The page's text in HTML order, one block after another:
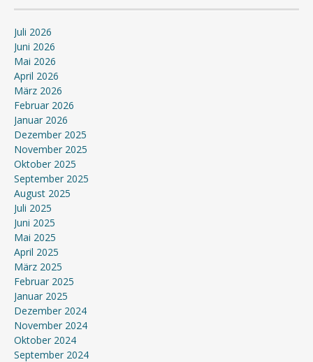
Juli 2026
Juni 2026
Mai 2026
April 2026
März 2026
Februar 2026
Januar 2026
Dezember 2025
November 2025
Oktober 2025
September 2025
August 2025
Juli 2025
Juni 2025
Mai 2025
April 2025
März 2025
Februar 2025
Januar 2025
Dezember 2024
November 2024
Oktober 2024
September 2024